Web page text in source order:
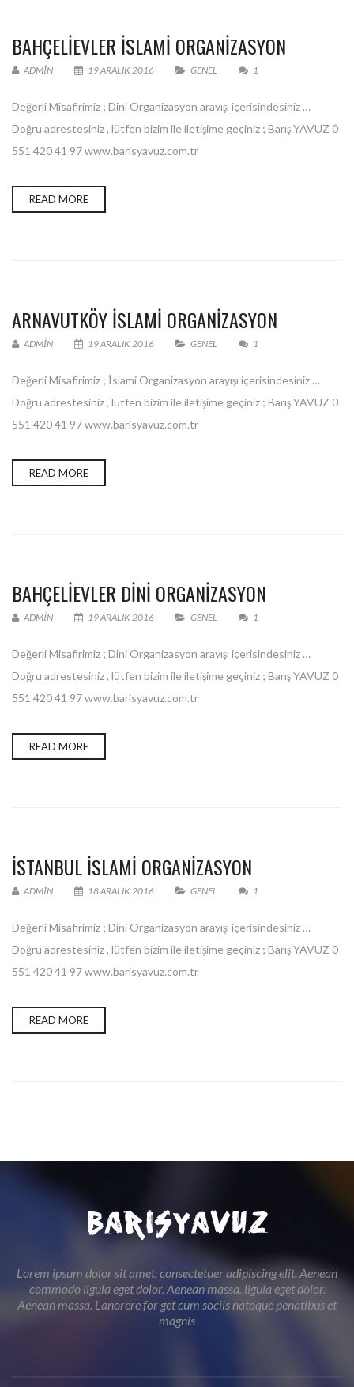
BAHÇELİEVLER ISLAMI ORGANIZASYON
ADMIN 19 ARALIK 2016 GENEL 1
Değerli Misafirimiz ; Dini Organizasyon arayışı içerisindesiniz …
Doğru adrestesiniz , lütfen bizim ile iletişime geçiniz ; Barış YAVUZ 0
551 420 41 97 www.barisyavuz.com.tr
READ MORE
ARNAVUTKÖY ISLAMI ORGANIZASYON
ADMIN 19 ARALIK 2016 GENEL 1
Değerli Misafirimiz ; İslami Organizasyon arayışı içerisindesiniz …
Doğru adrestesiniz , lütfen bizim ile iletişime geçiniz ; Barış YAVUZ 0
551 420 41 97 www.barisyavuz.com.tr
READ MORE
BAHÇELİEVLER DINI ORGANIZASYON
ADMIN 19 ARALIK 2016 GENEL 1
Değerli Misafirimiz ; Dini Organizasyon arayışı içerisindesiniz …
Doğru adrestesiniz , lütfen bizim ile iletişime geçiniz ; Barış YAVUZ 0
551 420 41 97 www.barisyavuz.com.tr
READ MORE
ISTANBUL ISLAMI ORGANIZASYON
ADMIN 18 ARALIK 2016 GENEL 1
Değerli Misafirimiz ; Dini Organizasyon arayışı içerisindesiniz …
Doğru adrestesiniz , lütfen bizim ile iletişime geçiniz ; Barış YAVUZ 0
551 420 41 97 www.barisyavuz.com.tr
READ MORE
Lorem ipsum dolor sit amet, consectetuer adipiscing elit. Aenean
commodo ligula eget dolor. Aenean massa. ligula eget dolor.
Aenean massa. Lanorere for get cum sociis natoque penatibus et
magnis